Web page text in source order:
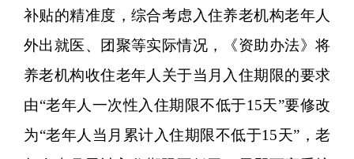
补贴的精准度，综合考虑入住养老机构老年人
外出就医、团聚等实际情况，《资助办法》将
养老机构收住老年人关于当月入住期限的要求
由“老年人一次性入住期限不低于15天”要修改
为“老年人当月累计入住期限不低于15天”，老